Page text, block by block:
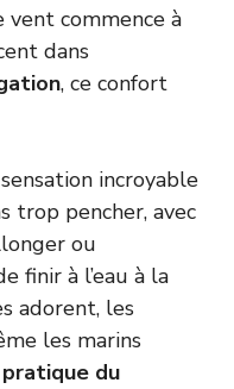
vent commence à
dans
, ce confort
incroyable
trop pencher, avec
ou
finir à l’eau à la
adorent, les
les marins
pratique du